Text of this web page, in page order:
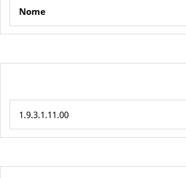
Nome
1.9.3.1.11.00